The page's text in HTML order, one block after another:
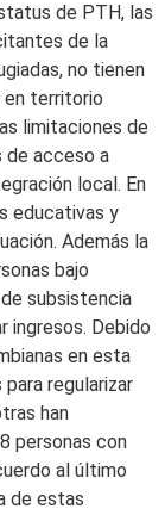
de PTH, las
de la
no tienen
en territorio
limitaciones de
de acceso a
local. En
educativas y
Además la
bajo
subsistencia
ingresos. Debido
en esta
regularizar
han
personas con
al último
de estas